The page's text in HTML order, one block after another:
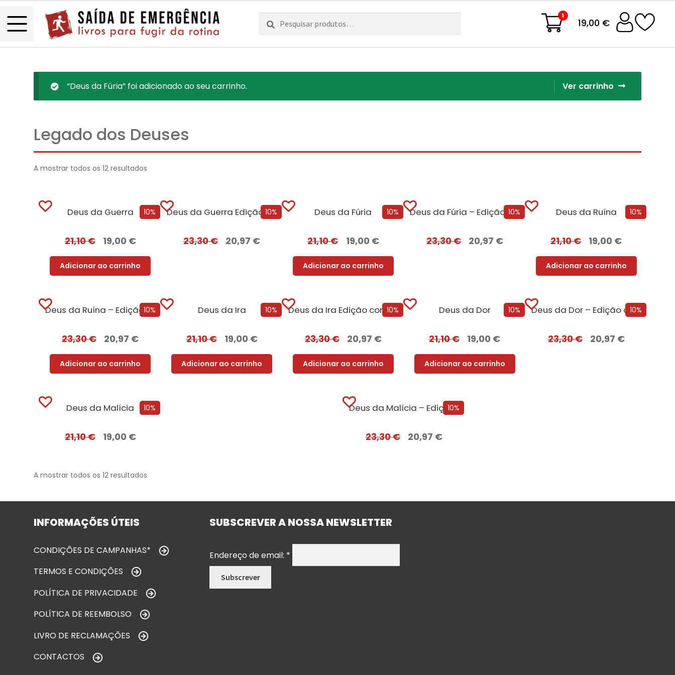
Pesquisar
por:
Pesquisa 1
19,00 €
Ver carrinho
“Deus da Fúria” foi adicionado ao seu carrinho.
Legado dos Deuses
A mostrar todos os 12 resultados
10%
Deus da Guerra
21,10€ 19,00 €
Adicionar ao carrinho
10%
Deus da Guerra Edição com EDGES
23,30€ 20,97 €
10%
Deus da Fúria
21,10€ 19,00 €
Adicionar ao carrinho
10%
Deus da Fúria – Edição com EDGES
23,30€ 20,97 €
10%
Deus da Ruína
21,10€ 19,00 €
Adicionar ao carrinho
10%
Deus da Ruína – Edição com EDGES
23,30€ 20,97 €
Adicionar ao carrinho
10%
Deus da Ira
21,10€ 19,00 €
Adicionar ao carrinho
10%
Deus da Ira Edição com EDGES
23,30€ 20,97 €
Adicionar ao carrinho
10%
Deus da Dor
21,10€ 19,00 €
Adicionar ao carrinho
10%
Deus da Dor – Edição com EDGES
23,30€ 20,97 €
10%
Deus da Malícia
21,10€ 19,00 €
10%
Deus da Malícia – Edição com EDGES
23,30€ 20,97 €
A mostrar todos os 12 resultados
INFORMAÇÕES ÚTEIS
CONDIÇÕES DE CAMPANHAS*
TERMOS E CONDIÇÕES
POLÍTICA DE PRIVACIDADE
POLÍTICA DE REEMBOLSO
LIVRO DE RECLAMAÇÕES
CONTACTOS
SUBSCREVER A NOSSA NEWSLETTER
Endereço de email: *